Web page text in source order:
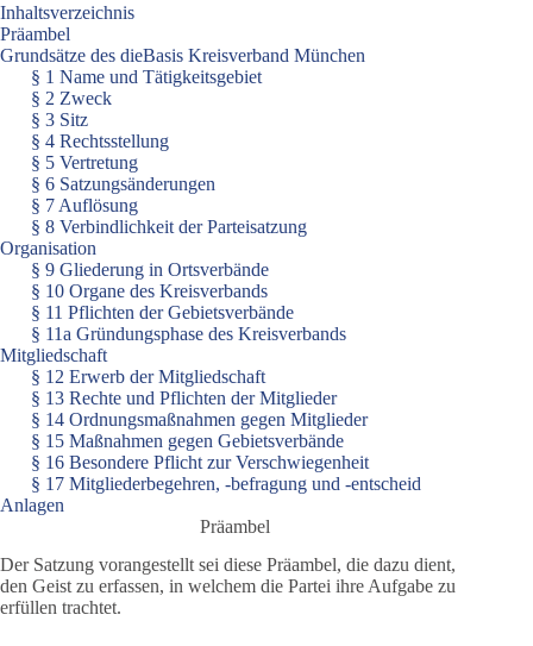
Inhaltsverzeichnis
Präambel
Grundsätze des dieBasis Kreisverband München
§ 1 Name und Tätigkeitsgebiet
§ 2 Zweck
§ 3 Sitz
§ 4 Rechtsstellung
§ 5 Vertretung
§ 6 Satzungsänderungen
§ 7 Auflösung
§ 8 Verbindlichkeit der Parteisatzung
Organisation
§ 9 Gliederung in Ortsverbände
§ 10 Organe des Kreisverbands
§ 11 Pflichten der Gebietsverbände
§ 11a Gründungsphase des Kreisverbands
Mitgliedschaft
§ 12 Erwerb der Mitgliedschaft
§ 13 Rechte und Pflichten der Mitglieder
§ 14 Ordnungsmaßnahmen gegen Mitglieder
§ 15 Maßnahmen gegen Gebietsverbände
§ 16 Besondere Pflicht zur Verschwiegenheit
§ 17 Mitgliederbegehren, -befragung und -entscheid
Anlagen
Präambel
Der Satzung vorangestellt sei diese Präambel, die dazu dient,
den Geist zu erfassen, in welchem die Partei ihre Aufgabe zu
erfüllen trachtet.